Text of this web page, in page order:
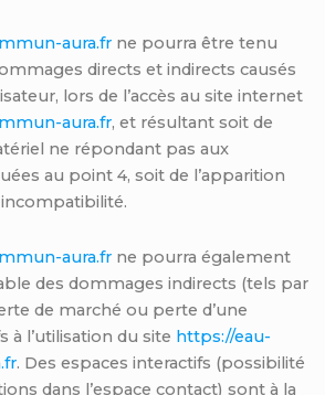
aura.fr ne pourra être tenu
directs et indirects causés
lors de l’accès au site internet
aura.fr, et résultant soit de
ne répondant pas aux
au point 4, soit de l’apparition
incompatibilité.
aura.fr ne pourra également
des dommages indirects (tels par
de marché ou perte d’une
à l’utilisation du site https://eau-
. Des espaces interactifs (possibilité
dans l’espace contact) sont à la